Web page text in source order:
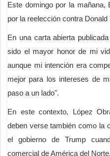
Este domingo por la mañana,
por la reelección contra Donald
En una carta abierta
sido el mayor honor de mi
aunque mi intención era
mejor para los intereses de
paso a un lado".
En este contexto, López
deben verse también como la
el gobierno de Trump
comercial de América del Norte.